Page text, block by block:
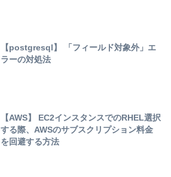
【postgresql】 「フィールド対象外」エ
ラーの対処法
【AWS】 EC2インスタンスでのRHEL選択
する際、AWSのサブスクリプション料金
を回避する方法